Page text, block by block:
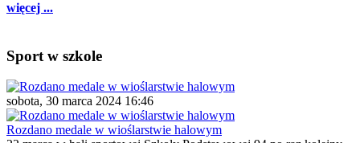
więcej ...
Sport w szkole
sobota, 30 marca 2024 16:46
Rozdano medale w wioślarstwie halowym